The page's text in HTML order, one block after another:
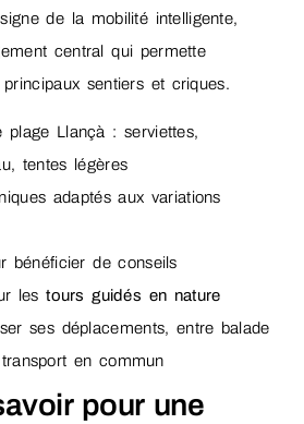
de la mobilité intelligente,
central qui permette
sentiers et criques.
plage Llançà : serviettes,
tentes légères
adaptés aux variations
bénéficier de conseils
lestours guidés en nature
ses déplacements, entre balade
en commun
pour une